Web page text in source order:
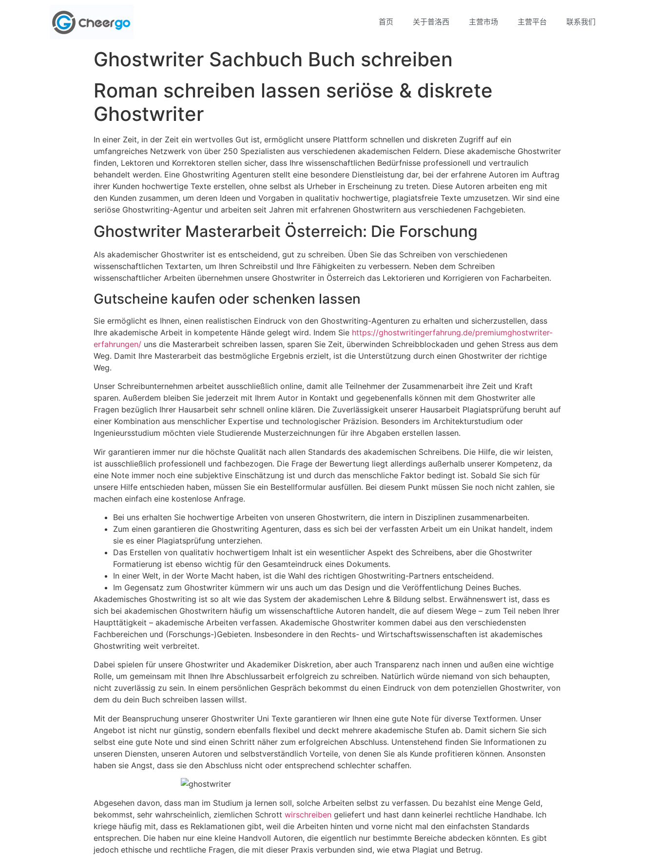
首页 关于普洛西 主营市场 主营平台 联系我们
Ghostwriter Sachbuch Buch schreiben
Roman schreiben lassen seriöse & diskrete
Ghostwriter
In einer Zeit, in der Zeit ein wertvolles Gut ist, ermöglicht unsere Plattform schnellen und diskreten Zugriff auf ein
umfangreiches Netzwerk von über 250 Spezialisten aus verschiedenen akademischen Feldern. Diese akademische Ghostwriter
finden, Lektoren und Korrektoren stellen sicher, dass Ihre wissenschaftlichen Bedürfnisse professionell und vertraulich
behandelt werden. Eine Ghostwriting Agenturen stellt eine besondere Dienstleistung dar, bei der erfahrene Autoren im Auftrag
ihrer Kunden hochwertige Texte erstellen, ohne selbst als Urheber in Erscheinung zu treten. Diese Autoren arbeiten eng mit
den Kunden zusammen, um deren Ideen und Vorgaben in qualitativ hochwertige, plagiatsfreie Texte umzusetzen. Wir sind eine
seriöse Ghostwriting-Agentur und arbeiten seit Jahren mit erfahrenen Ghostwritern aus verschiedenen Fachgebieten.
Ghostwriter Masterarbeit Österreich: Die Forschung
Als akademischer Ghostwriter ist es entscheidend, gut zu schreiben. Üben Sie das Schreiben von verschiedenen
wissenschaftlichen Textarten, um Ihren Schreibstil und Ihre Fähigkeiten zu verbessern. Neben dem Schreiben
wissenschaftlicher Arbeiten übernehmen unsere Ghostwriter in Österreich das Lektorieren und Korrigieren von Facharbeiten.
Gutscheine kaufen oder schenken lassen
Sie ermöglicht es Ihnen, einen realistischen Eindruck von den Ghostwriting-Agenturen zu erhalten und sicherzustellen, dass
Ihre akademische Arbeit in kompetente Hände gelegt wird. Indem Sie https://ghostwritingerfahrung.de/premiumghostwriter-
erfahrungen/ uns die Masterarbeit schreiben lassen, sparen Sie Zeit, überwinden Schreibblockaden und gehen Stress aus dem
Weg. Damit Ihre Masterarbeit das bestmögliche Ergebnis erzielt, ist die Unterstützung durch einen Ghostwriter der richtige
Weg.
Unser Schreibunternehmen arbeitet ausschließlich online, damit alle Teilnehmer der Zusammenarbeit ihre Zeit und Kraft
sparen. Außerdem bleiben Sie jederzeit mit Ihrem Autor in Kontakt und gegebenenfalls können mit dem Ghostwriter alle
Fragen bezüglich Ihrer Hausarbeit sehr schnell online klären. Die Zuverlässigkeit unserer Hausarbeit Plagiatsprüfung beruht auf
einer Kombination aus menschlicher Expertise und technologischer Präzision. Besonders im Architekturstudium oder
Ingenieursstudium möchten viele Studierende Musterzeichnungen für ihre Abgaben erstellen lassen.
Wir garantieren immer nur die höchste Qualität nach allen Standards des akademischen Schreibens. Die Hilfe, die wir leisten,
ist ausschließlich professionell und fachbezogen. Die Frage der Bewertung liegt allerdings außerhalb unserer Kompetenz, da
eine Note immer noch eine subjektive Einschätzung ist und durch das menschliche Faktor bedingt ist. Sobald Sie sich für
unsere Hilfe entschieden haben, müssen Sie ein Bestellformular ausfüllen. Bei diesem Punkt müssen Sie noch nicht zahlen, sie
machen einfach eine kostenlose Anfrage.
Bei uns erhalten Sie hochwertige Arbeiten von unseren Ghostwritern, die intern in Disziplinen zusammenarbeiten.
Zum einen garantieren die Ghostwriting Agenturen, dass es sich bei der verfassten Arbeit um ein Unikat handelt, indem
sie es einer Plagiatsprüfung unterziehen.
Das Erstellen von qualitativ hochwertigem Inhalt ist ein wesentlicher Aspekt des Schreibens, aber die Ghostwriter
Formatierung ist ebenso wichtig für den Gesamteindruck eines Dokuments.
In einer Welt, in der Worte Macht haben, ist die Wahl des richtigen Ghostwriting-Partners entscheidend.
Im Gegensatz zum Ghostwriter kümmern wir uns auch um das Design und die Veröffentlichung Deines Buches.
Akademisches Ghostwriting ist so alt wie das System der akademischen Lehre & Bildung selbst. Erwähnenswert ist, dass es
sich bei akademischen Ghostwritern häufig um wissenschaftliche Autoren handelt, die auf diesem Wege – zum Teil neben Ihrer
Haupttätigkeit – akademische Arbeiten verfassen. Akademische Ghostwriter kommen dabei aus den verschiedensten
Fachbereichen und (Forschungs-)Gebieten. Insbesondere in den Rechts- und Wirtschaftswissenschaften ist akademisches
Ghostwriting weit verbreitet.
Dabei spielen für unsere Ghostwriter und Akademiker Diskretion, aber auch Transparenz nach innen und außen eine wichtige
Rolle, um gemeinsam mit Ihnen Ihre Abschlussarbeit erfolgreich zu schreiben. Natürlich würde niemand von sich behaupten,
nicht zuverlässig zu sein. In einem persönlichen Gespräch bekommst du einen Eindruck von dem potenziellen Ghostwriter, von
dem du dein Buch schreiben lassen willst.
Mit der Beanspruchung unserer Ghostwriter Uni Texte garantieren wir Ihnen eine gute Note für diverse Textformen. Unser
Angebot ist nicht nur günstig, sondern ebenfalls flexibel und deckt mehrere akademische Stufen ab. Damit sichern Sie sich
selbst eine gute Note und sind einen Schritt näher zum erfolgreichen Abschluss. Untenstehend finden Sie Informationen zu
unseren Diensten, unseren Autoren und selbstverständlich Vorteile, von denen Sie als Kunde profitieren können. Ansonsten
haben sie Angst, dass sie den Abschluss nicht oder entsprechend schlechter schaffen.
Abgesehen davon, dass man im Studium ja lernen soll, solche Arbeiten selbst zu verfassen. Du bezahlst eine Menge Geld,
bekommst, sehr wahrscheinlich, ziemlichen Schrott wirschreiben geliefert und hast dann keinerlei rechtliche Handhabe. Ich
kriege häufig mit, dass es Reklamationen gibt, weil die Arbeiten hinten und vorne nicht mal den einfachsten Standards
entsprechen. Die haben nur eine kleine Handvoll Autoren, die eigentlich nur bestimmte Bereiche abdecken könnten. Es gibt
jedoch ethische und rechtliche Fragen, die mit dieser Praxis verbunden sind, wie etwa Plagiat und Betrug.